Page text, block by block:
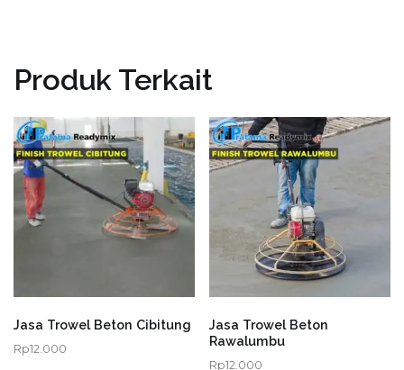
Produk Terkait
Jasa Trowel Beton Cibitung
Rp12.000
Jasa Trowel Beton
Rawalumbu
Rp12.000